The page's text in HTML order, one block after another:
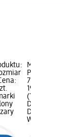
Marka:
7, XXL,
19,95 zł;
(1,11 zł za
Dostawa
Wybierz